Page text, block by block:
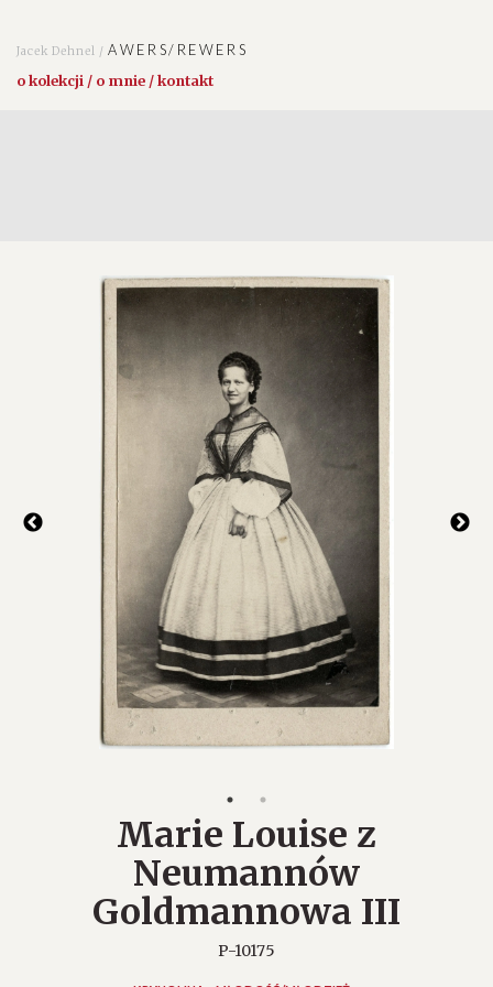
Jacek Dehnel /AWERS/REWERS
o kolekcji / o mnie / kontakt
Marie Louise z
Neumannów
Goldmannowa III
P-10175